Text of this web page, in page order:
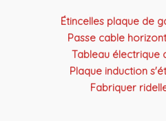
Étincelles plaque de
Passe cable
Tableau électrique
Plaque induction
Fabriquer